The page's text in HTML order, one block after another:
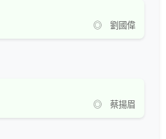
◎ 劉國偉
◎ 蔡揚眉